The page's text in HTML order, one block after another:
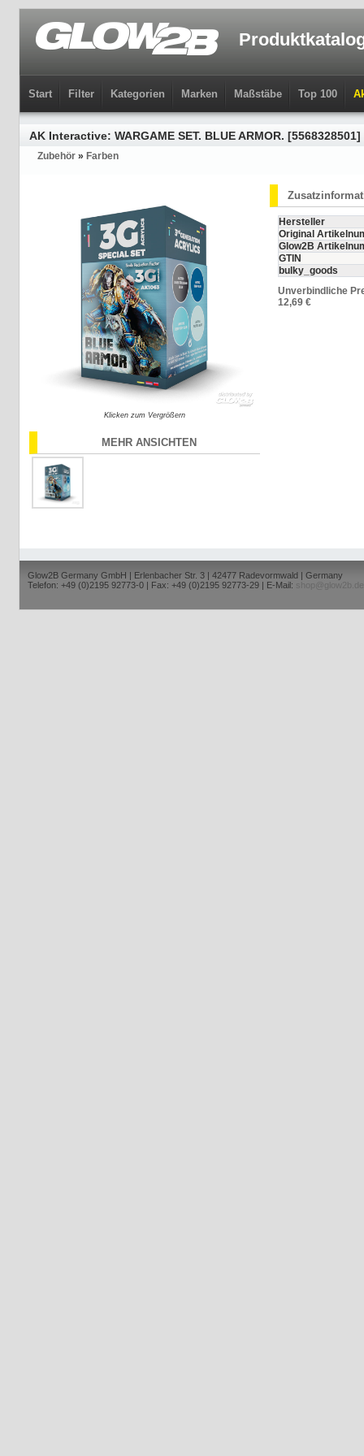
Start Filter Kategorien Marken Maßstäbe Top 100
AK Interactive: WARGAME SET. BLUE ARMOR. [5568328501]
Zubehör » Farben
Klicken zum Vergrößern
MEHR ANSICHTEN
Hersteller
Original
Glow2B
GTIN
bulky_goods
Unverbindliche
12,69 €
Glow2B Germany GmbH | Erlenbacher Str. 3 | 42477 Radevormwald | Germany
Telefon: +49 (0)2195 92773-0 | Fax: +49 (0)2195 92773-29 | E-Mail:
shop@glow2b.de